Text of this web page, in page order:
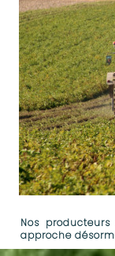
Nos
approche